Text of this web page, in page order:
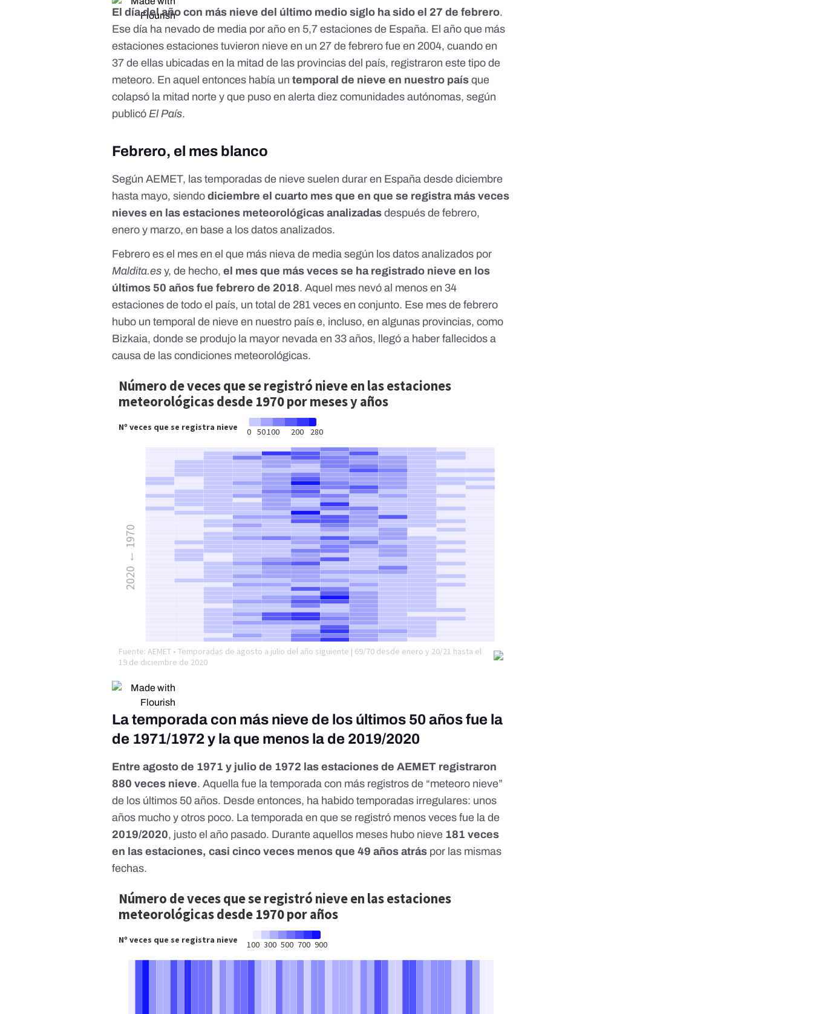
El día del año con más nieve del último medio siglo ha sido el 27 de febrero.
Ese día ha nevado de media por año en 5,7 estaciones de España. El año que más
estaciones estaciones tuvieron nieve en un 27 de febrero fue en 2004, cuando en
37 de ellas ubicadas en la mitad de las provincias del país, registraron este tipo de
meteoro. En aquel entonces había untemporal de nieve en nuestro país que
colapsó la mitad norte y que puso en alerta diez comunidades autónomas,según
publicóEl País.
Febrero, el mes blanco
Según AEMET, las temporadas de nieve suelen durar en Españadesde diciembre
hasta mayo, siendodiciembre el cuarto mes que en que se registra más veces
nieves en las estaciones meteorológicas analizadas después de febrero,
enero y marzo, en base a los datos analizados.
Febrero es el mes en el que más nieva de media según los datos analizados por
Maldita.esy, de hecho,el mes que más veces se ha registrado nieve en los
últimos 50 años fue febrero de 2018. Aquel mes nevó al menos en 34
estaciones de todo el país, un total de 281 veces en conjunto. Ese mes de febrero
hubo un temporal de nieve en nuestro país e, incluso, en algunas provincias, como
Bizkaia, donde se produjo la mayor nevada en 33 años, llegó a haber fallecidos a
causa de las condiciones meteorológicas.
La temporada con más nieve de los últimos 50 años fue la
de 1971/1972 y la que menos la de 2019/2020
Entre agosto de 1971 y julio de 1972 las estaciones de AEMET registraron
880 veces nieve. Aquella fue la temporada con más registros de “meteoro nieve”
de los últimos 50 años. Desde entonces, ha habido temporadas irregulares: unos
años mucho y otros poco. La temporada en que se registró menos veces fue la de
2019/2020, justo el año pasado. Durante aquellos meses hubo nieve 181 veces
en las estaciones, casi cinco veces menos que 49 años atrás por las mismas
fechas.